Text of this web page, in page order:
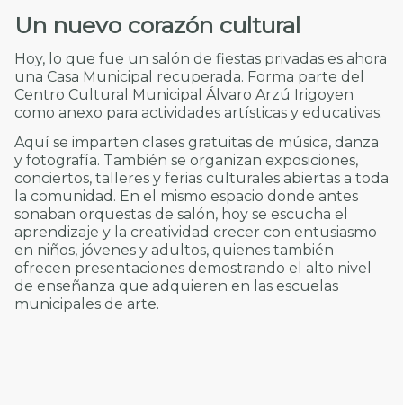
Un nuevo corazón cultural
Hoy, lo que fue un salón de fiestas privadas es ahora
una Casa Municipal recuperada. Forma parte del
Centro Cultural Municipal Álvaro Arzú Irigoyen
como anexo para actividades artísticas y educativas.
Aquí se imparten clases gratuitas de música, danza
y fotografía. También se organizan exposiciones,
conciertos, talleres y ferias culturales abiertas a toda
la comunidad. En el mismo espacio donde antes
sonaban orquestas de salón, hoy se escucha el
aprendizaje y la creatividad crecer con entusiasmo
en niños, jóvenes y adultos, quienes también
ofrecen presentaciones demostrando el alto nivel
de enseñanza que adquieren en las escuelas
municipales de arte.